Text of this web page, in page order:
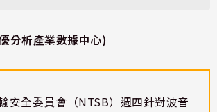
分析產業數據中心)
安全委員會（NTSB）週四針對波音